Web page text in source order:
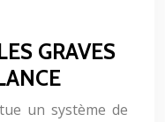
GRAVES
un système de